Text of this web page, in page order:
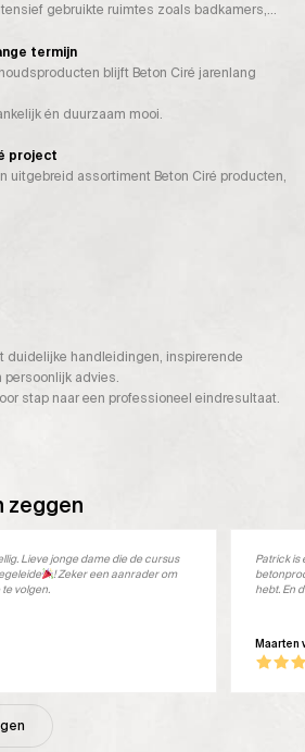
gebruikte ruimtes zoals badkamers,
termijn
blijft Beton Ciré jarenlang
én duurzaam mooi.
project
uitgebreid assortiment Beton Ciré producten,
duidelijke handleidingen, inspirerende
persoonlijk advies.
stap naar een professioneel eindresultaat.
zeggen
Lieve jonge dame die de cursus
! Zeker een aanrader om
volgen.
Maarten
Patrick is
hebt. En